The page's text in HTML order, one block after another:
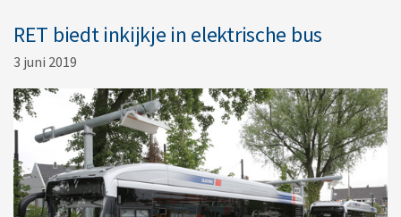
RET biedt inkijkje in elektrische bus
3 juni 2019